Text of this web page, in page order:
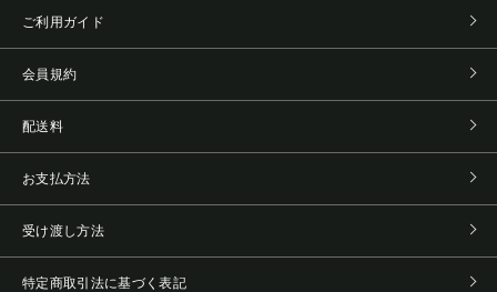
ご利用ガイド
会員規約
配送料
お支払方法
受け渡し方法
特定商取引法に基づく表記